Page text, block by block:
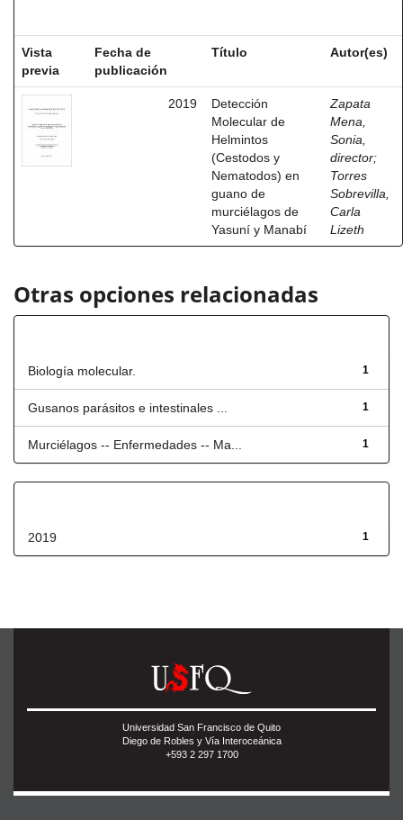
Vista
previa
Fecha de
publicación
Título Autor(es)
2019
Detección
Molecular de
Helmintos
(Cestodos y
Nematodos) en
guano de
murciélagos de
Yasuní y Manabí
Zapata
Mena,
Sonia,
director;
Torres
Sobrevilla,
Carla
Lizeth
Otras opciones relacionadas
1
Biología molecular.
1
Gusanos parásitos e intestinales ...
1
Murciélagos -- Enfermedades -- Ma...
1
2019
Universidad San Francisco de Quito
Diego de Robles y Vía Interoceánica
+593 2 297 1700